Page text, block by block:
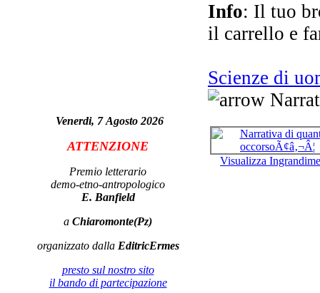
Venerdi, 7 Agosto 2026
ATTENZIONE
Premio letterario
demo-etno-antropologico
E. Banfield
a Chiaromonte(Pz)
organizzato dalla EditricErmes
presto sul nostro sito
il bando di partecipazione
Info: Il tuo
il carrello e
Scienze di
Visualizza